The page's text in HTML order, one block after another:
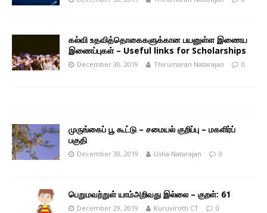
கல்வி உதவித்தொகைகளுக்கான பயனுள்ள இணைய
இணைப்புகள் – Useful links for Scholarships
December 30, 2019 Thirumaran Natarajan 0
முருங்கைப் பூ கூட்டு – சமையல் குறிப்பு – மகளிர்ப்
பகுதி
December 30, 2019 Usha Natarajan 0
பெறுமவற்றுள் யாம்அறிவது இல்லை – குறள்: 61
December 29, 2019 Kuruvirotti CT 0